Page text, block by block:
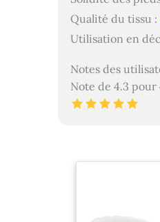
Qualité du tissu :
Utilisation en
Notes des
Note de 4.3